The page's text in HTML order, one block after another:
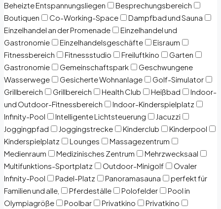
Beheizte Entspannungsliegen
Besprechungsbereich
Boutiquen
Co-Working-Space
Dampfbad und Sauna
Einzelhandel an der Promenade
Einzelhandel und
Gastronomie
Einzelhandelsgeschäfte
Eisraum
Fitnessbereich
Fitnessstudio Freiluftkino
Garten
Gastronomie
Gemeinschaftspark
Geschwungene
Wasserwege
Gesicherte Wohnanlage
Golf-Simulator
Grillbereich
Grillbereich Health Club Heißbad
Indoor-
und Outdoor-Fitnessbereich
Indoor-Kinderspielplatz
Infinity-Pool
Intelligente Lichtsteuerung
Jacuzzi
Joggingpfad
Joggingstrecke Kinderclub
Kinderpool
Kinderspielplatz
Lounges
Massagezentrum
Medienraum
Medizinisches Zentrum
Mehrzwecksaal
Multifunktions-Sportplatz
Outdoor-Minigolf
Ovaler
Infinity-Pool
Padel-Platz Panoramasauna
perfekt für
Familien und alle,
Pferdeställe Polofelder
Pool in
Olympiagröße
Poolbar Privatkino Privatkino